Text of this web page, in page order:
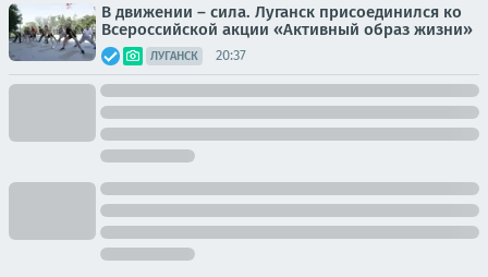
В движении – сила. Луганск присоединился ко
Всероссийской акции «Активный образ жизни»
ЛУГАНСК 20:37